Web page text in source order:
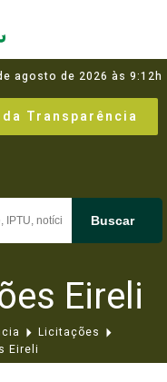
agosto de 2026 às 9:12h
Transparência
Buscar
Eireli
Licitações
Eireli